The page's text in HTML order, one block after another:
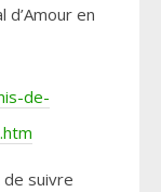
en
de-
suivre